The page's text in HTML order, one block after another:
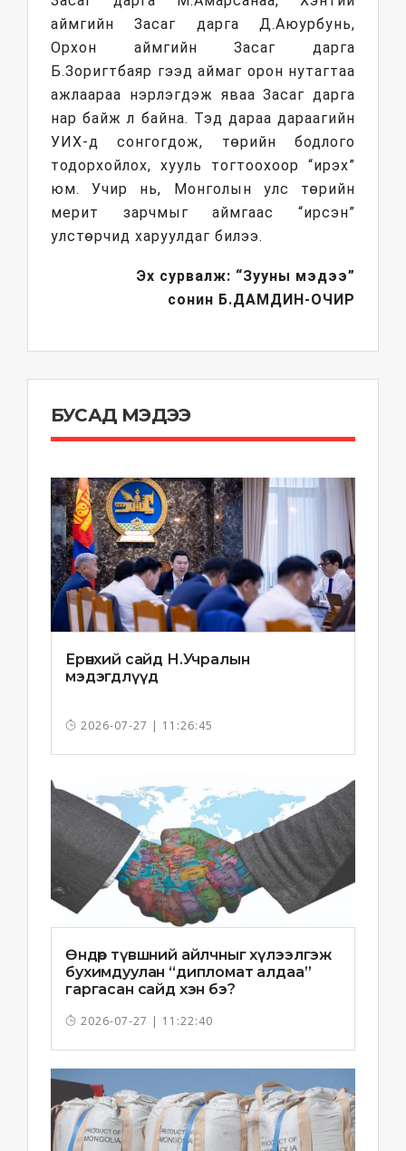
аймгийн Засаг дарга Д.Аюурбунь,
Орхон аймгийн Засаг дарга
Б.Зоригтбаяр гээд аймаг орон нутагтаа
ажлаараа нэрлэгдэж яваа Засаг дарга
нар байж л байна. Тэд дараа дараагийн
УИХ-д сонгогдож, төрийн бодлого
тодорхойлох, хууль тогтоохоор “ирэх”
юм. Учир нь, Монголын улс төрийн
мерит зарчмыг аймгаас “ирсэн”
улстөрчид харуулдаг билээ.
Эх сурвалж: “Зууны мэдээ”
сонин Б.ДАМДИН-ОЧИР
БУСАД МЭДЭЭ
Ерөнхий сайд Н.Учралын
мэдэгдлүүд
2026-07-27 | 11:26:45
Өндөр түвшний айлчныг хүлээлгэж
бухимдуулан “дипломат алдаа”
гаргасан сайд хэн бэ?
2026-07-27 | 11:22:40